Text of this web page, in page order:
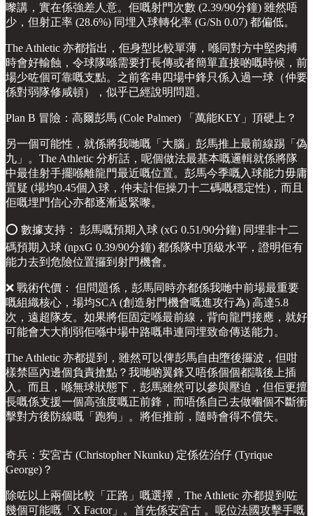
嚟講，實在係強差人意。佢嘅射門次數 (2.39/90分鐘) 雖然唔
少，但射正率 (28.6%) 同埋入球轉化率 (G/Sh 0.07) 都偏低。
The Athletic 亦都指出，佢身型比較單薄，喺同對方中堅肉搏
時會好輸蝕，令球隊喺需要打長傳或者簡單直接啲嘅時候，前
場少咗個可靠嘅支點。之前客串四場中鋒只係入過一球（仲要
係對弱隊修咸頓），似乎已經說明問題。
Plan B 冒險：高爾彭馬 (Cole Palmer) 「萬能KEY」頂硬上？
另一個可能性，就係將我哋嘅「大腦」彭馬推上最前線踢「偽
九」。The Athletic 分析話，呢個做法最基本嘅邏輯就係將隊
中最佳射手擺喺離龍門最近嘅位置。彭馬今季嘅入球能力毋庸
置疑 (場均0.45個入球，仲未計佢操刀十二碼嘅穩定性)，而且
佢嘅埋門信心亦都逐漸返緊嚟。
⭕️ 數據支持： 彭馬嘅預期入球 (xG 0.51/90分鐘) 同埋非十二
碼預期入球 (npxG 0.39/90分鐘) 都係隊中頂級水平，證明佢有
能力去到危險位置攞到射門機會。
❌ 戰術代價： 但問題係，彭馬同時亦都係我哋中前場最重要
嘅組織核心，場均SCA (創造射門機會嘅進攻行為) 高達5.8
次，遠超隊友。如果將佢固定喺最前線，背向龍門接應，就好
可能會大大削弱佢喺中場中路嘅串連同埋致命傳送能力。
The Athletic 亦都提到，雖然可以俾彭馬自由墮後攞波，但咁
樣禁區內邊個負責搶點？我哋啲翼鋒又唔係個個都識後上插
入。而且，喺無球狀態下，彭馬雖然可以參與壓迫，但佢更擅
長嘅係支援一個高強度嘅正前鋒，而唔係自己去做嗰個不斷衝
擊對方後防線嘅「跑狗」。將佢推前，隨時會得不償失。
奇兵：安宮古 (Christopher Nkunku) 定係佐治仔 (Tyrique
George)？
除咗以上兩個比較「正路」嘅選擇，The Athletic 亦都提到咗
幾個可能嘅「X Factor」。首先係安宮古 。呢位法國攻擊手嘅